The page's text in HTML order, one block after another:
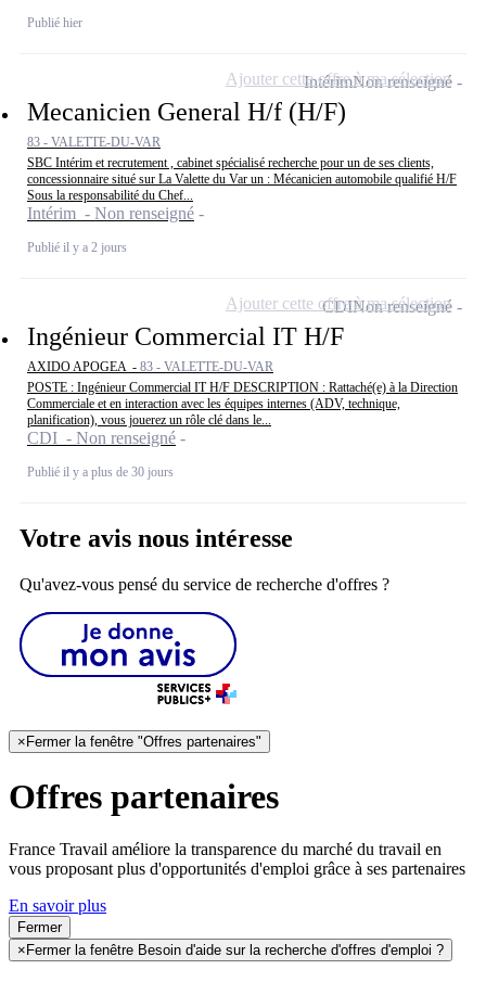
Publié hier
Mecanicien General H/f (H/F)
83 - VALETTE-DU-VAR
SBC Intérim et recrutement , cabinet spécialisé recherche pour un de ses clients,
concessionnaire situé sur La Valette du Var un : Mécanicien automobile qualifié H/F
Sous la responsabilité du Chef...
Intérim - Non renseigné
Publié il y a 2 jours
IntérimNon renseigné
Ajouter cette offre à ma sélection
Ingénieur Commercial IT H/F
AXIDO APOGEA - 83 - VALETTE-DU-VAR
POSTE : Ingénieur Commercial IT H/F DESCRIPTION : Rattaché(e) à la Direction
Commerciale et en interaction avec les équipes internes (ADV, technique,
planification), vous jouerez un rôle clé dans le...
CDI - Non renseigné
Publié il y a plus de 30 jours
CDINon renseigné
Ajouter cette offre à ma sélection
Votre avis nous intéresse
Qu'avez-vous pensé du service de recherche d'offres ?
× Fermer la fenêtre "Offres partenaires"
Offres partenaires
France Travail améliore la transparence du marché du travail en
vous proposant plus d'opportunités d'emploi grâce à ses partenaires
En savoir plus
Fermer
× Fermer la fenêtre Besoin d'aide sur la recherche d'offres d'emploi ?